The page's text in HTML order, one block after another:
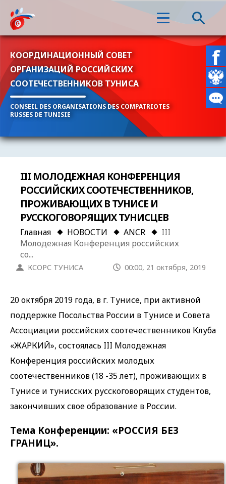
КООРДИНАЦИОННЫЙ СОВЕТ
ОРГАНИЗАЦИЙ РОССИЙСКИХ
СООТЕЧЕСТВЕННИКОВ ТУНИСА
CONSEIL DES ORGANISATIONS DES COMPATRIOTES
RUSSES DE TUNISIE
III МОЛОДЕЖНАЯ КОНФЕРЕНЦИЯ
РОССИЙСКИХ СООТЕЧЕСТВЕННИКОВ,
ПРОЖИВАЮЩИХ В ТУНИСЕ И
РУССКОГОВОРЯЩИХ ТУНИСЦЕВ
Главная НОВОСТИ ANCR
III
Молодежная Конференция российских
со...
КСОРС ТУНИСА 00:00, 21 октября, 2019
20 октября 2019 года, в г. Тунисе, при активной
поддержке Посольства России в Тунисе и Совета
Ассоциации российских соотечественников Клуба
«ЖАРКИЙ», состоялась III Молодежная
Конференция российских молодых
соотечественников (18 -35 лет), проживающих в
Тунисе и тунисских русскоговорящих студентов,
закончивших свое образование в России.
Tема Конференции: «РОССИЯ БЕЗ
ГРАНИЦ».